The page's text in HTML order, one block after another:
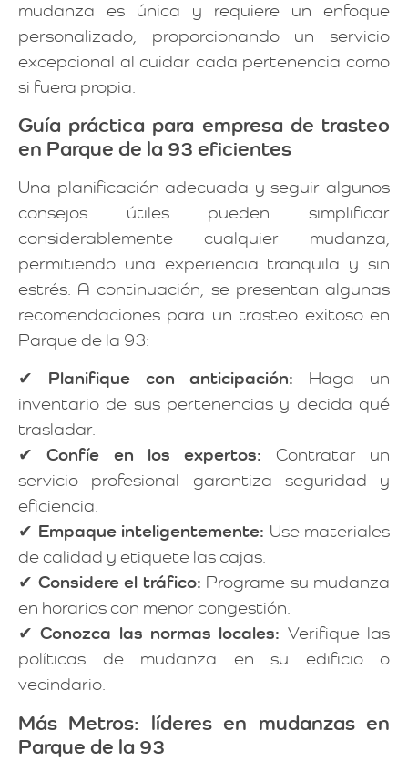
mudanza es única y requiere un enfoque
personalizado, proporcionando un servicio
excepcional al cuidar cada pertenencia como
si fuera propia.
Guía práctica para empresa de trasteo
en Parque de la 93 eficientes
Una planificación adecuada y seguir algunos
consejos útiles pueden simplificar
considerablemente cualquier mudanza,
permitiendo una experiencia tranquila y sin
estrés. A continuación, se presentan algunas
recomendaciones para un trasteo exitoso en
Parque de la 93:
✔ Planifique con anticipación: Haga un
inventario de sus pertenencias y decida qué
trasladar.
✔Confíe en los expertos: Contratar un
servicio profesional garantiza seguridad y
eficiencia.
✔ Empaque inteligentemente: Use materiales
de calidad y etiquete las cajas.
✔ Considere el tráfico: Programe su mudanza
en horarios con menor congestión.
✔Conozca las normas locales: Verifique las
políticas de mudanza en su edificio o
vecindario.
Más Metros: líderes en mudanzas en
Parque de la 93